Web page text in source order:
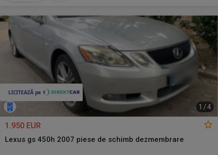
1 /4
1.950 EUR
Lexus gs 450h 2007 piese de schimb dezmembrare